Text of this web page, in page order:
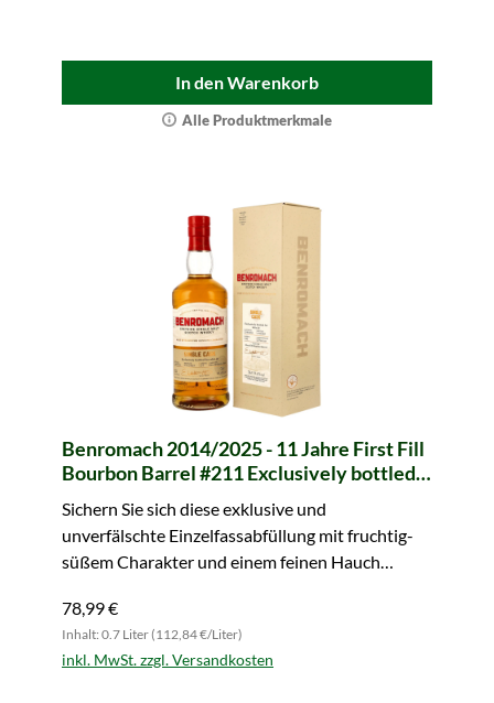
In den Warenkorb
Alle Produktmerkmale
Benromach 2014/2025 - 11 Jahre First Fill
Bourbon Barrel #211 Exclusively bottled
Sichern Sie sich diese exklusive und
unverfälschte Einzelfassabfüllung mit fruchtig-
süßem Charakter und einem feinen Hauch
78,99 €
Inhalt: 0.7 Liter (112,84 €/Liter)
inkl. MwSt. zzgl. Versandkosten